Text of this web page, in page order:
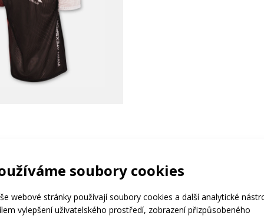
soubory cookies
webové stránky používají soubory cookies a další analytické
vylepšení uživatelského prostředí, zobrazení přizpůsobeného
JSTE VARIANTU